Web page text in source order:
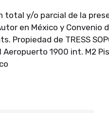
total y/o parcial de la
en México y
Propiedad de TRESS
1900 int. M2